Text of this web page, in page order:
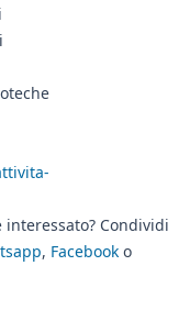
Condividi
, Facebook o